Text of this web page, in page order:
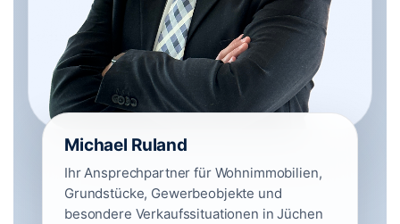
Michael Ruland
Ihr Ansprechpartner für Wohnimmobilien,
Grundstücke, Gewerbeobjekte und
besondere Verkaufssituationen in Jüchen